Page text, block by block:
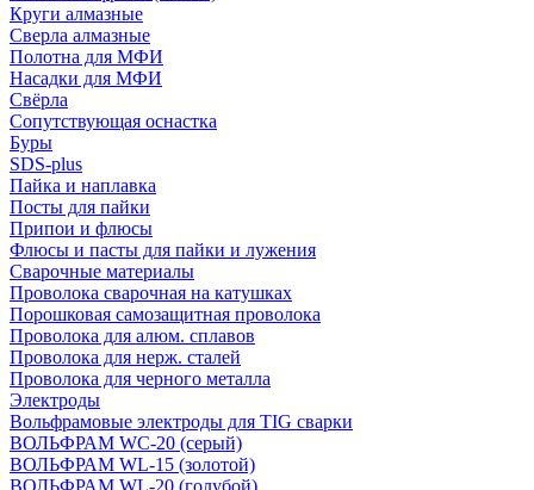
Круги алмазные
Сверла алмазные
Полотна для МФИ
Насадки для МФИ
Свёрла
Сопутствующая оснастка
Буры
SDS-plus
Пайка и наплавка
Посты для пайки
Припои и флюсы
Флюсы и пасты для пайки и лужения
Сварочные материалы
Проволока сварочная на катушках
Порошковая самозащитная проволока
Проволока для алюм. сплавов
Проволока для нерж. сталей
Проволока для черного металла
Электроды
Вольфрамовые электроды для TIG сварки
ВОЛЬФРАМ WC-20 (серый)
ВОЛЬФРАМ WL-15 (золотой)
ВОЛЬФРАМ WL-20 (голубой)